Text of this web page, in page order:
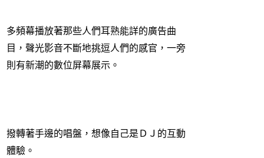
多頻幕播放著那些人們耳熟能詳的廣告曲
目，聲光影音不斷地挑逗人們的感官，一旁
則有新潮的數位屏幕展示。
撥轉著手邊的唱盤，想像自己是ＤＪ的互動
體驗。